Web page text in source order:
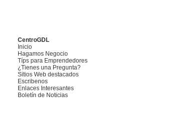
CentroGDL
Inicio
Hagamos Negocio
Típs para Emprendedores
¿Tienes una Pregunta?
Sitios Web destacados
Escribenos
Enlaces Interesantes
Boletín de Noticias